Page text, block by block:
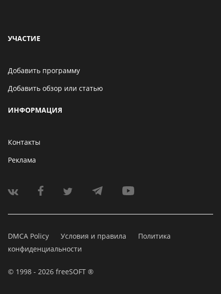
УЧАСТИЕ
Добавить программу
Добавить обзор или статью
ИНФОРМАЦИЯ
Контакты
Реклама
DMCA Policy Условия и правила
Политика
конфиденциальности
© 1998 - 2026 freeSOFT ®